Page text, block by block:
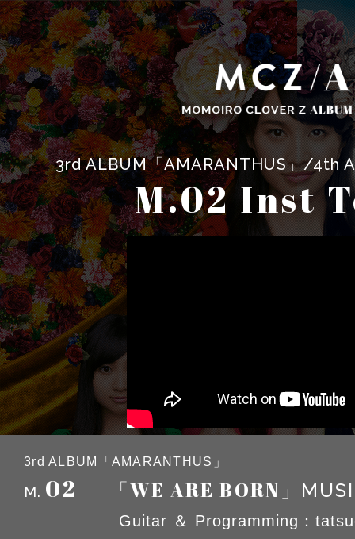
3rd ALBUM「AMARANTHUS」/4th
M.02 Inst
3rd ALBUM「AMARANTHUS」
M. 02 「WE ARE BORN」
Guitar ＆ Programming：